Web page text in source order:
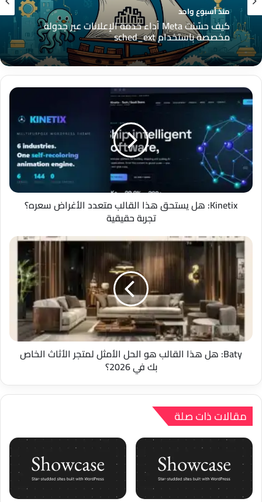
التقنية وتطوير الويب
منذ أسبوع واحد
كيف حسّنت Meta أداء خدمة الإعلانات عبر جدولة
مخصصة باستخدام sched_ext
منذ أسبوع واحد
التمثيل الهرمي للاهتمامات: طبقة تمثيل ذكية
لتحسين إعلانات Meta في القمع العميق
Kinetix:
هل
يستحق
هذا
القالب
متعدد
الأغراض
سعره؟
تجربة
حقيقية
Kinetix: هل يستحق هذا القالب متعدد الأغراض سعره؟
تجربة حقيقية
Baty:
هل
هذا
القالب
هو
الحل
الأمثل
لمتجر
الأثاث
الخاص
2026؟
Baty: هل هذا القالب هو الحل الأمثل لمتجر الأثاث الخاص
بك في 2026؟
مقالات ذات صلة